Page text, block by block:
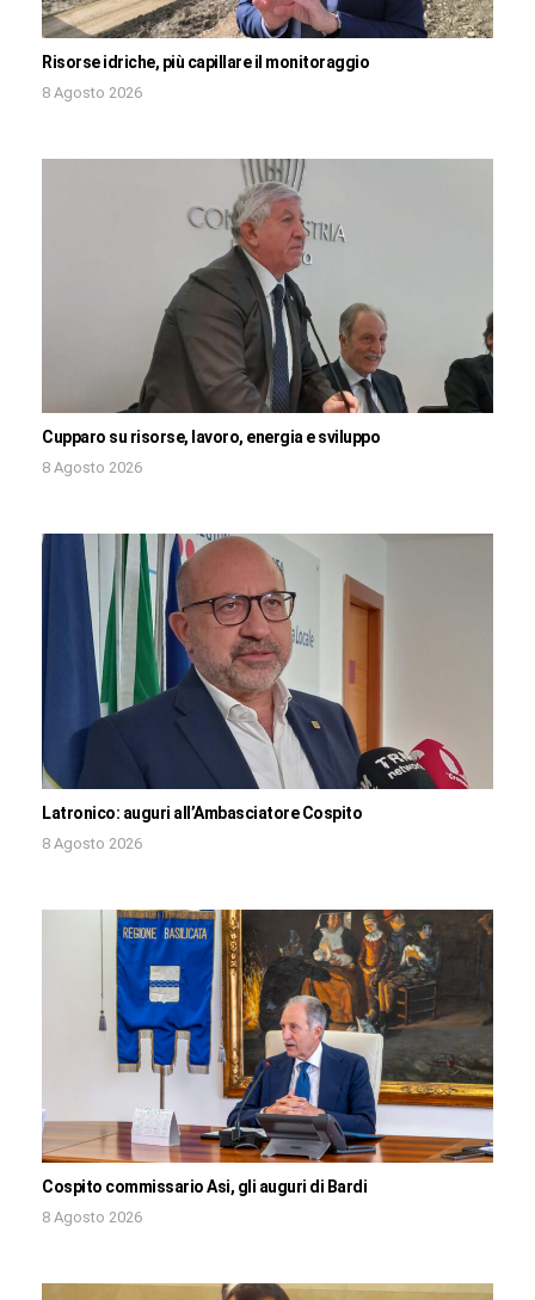
Risorse idriche, più capillare il monitoraggio
8 Agosto 2026
Cupparo su risorse, lavoro, energia e sviluppo
8 Agosto 2026
Latronico: auguri all’Ambasciatore Cospito
8 Agosto 2026
Cospito commissario Asi, gli auguri di Bardi
8 Agosto 2026